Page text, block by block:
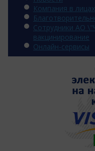
Компания в лицах
Сотрудники АО
вакцинирование
Онлайн-сервисы